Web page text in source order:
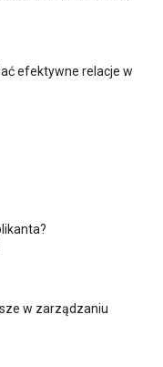
efektywne relacje w
w zarządzaniu